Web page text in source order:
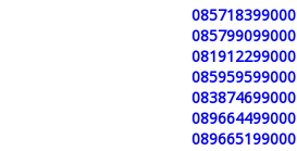
085718399000
085799099000
081912299000
085959599000
083874699000
089664499000
089665199000